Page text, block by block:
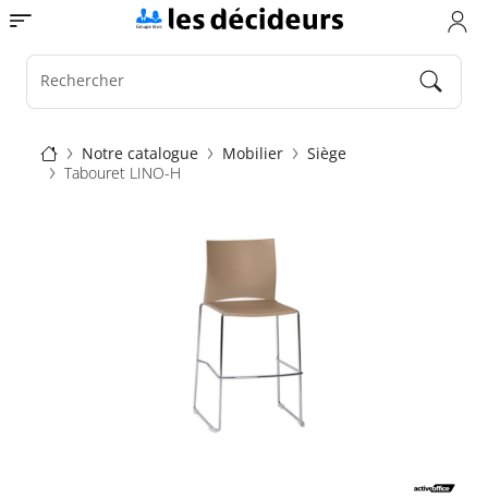
Aller
au
contenu
principal
Toggle navigation
Rechercher
Fil
d'Ariane
Notre catalogue Mobilier
Siège
Tabouret LINO-H